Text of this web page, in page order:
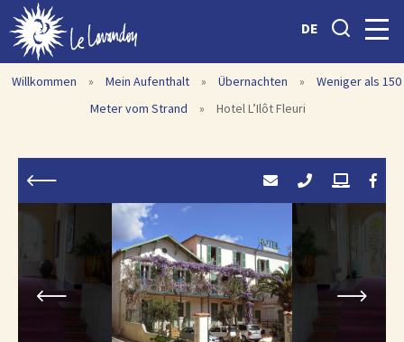
DE
Willkommen » Mein Aufenthalt » Übernachten »
Weniger als 150
Meter vom Strand
» Hotel L’Ilôt Fleuri